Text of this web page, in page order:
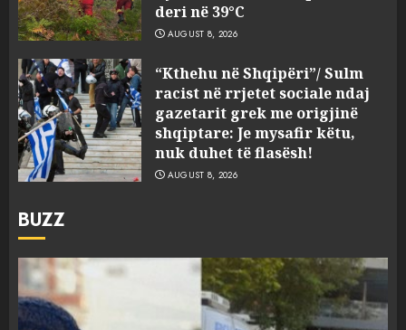
deri në 39°C
AUGUST 8, 2026
“Kthehu në Shqipëri”/ Sulm
racist në rrjetet sociale ndaj
gazetarit grek me origjinë
shqiptare: Je mysafir këtu,
nuk duhet të flasësh!
AUGUST 8, 2026
BUZZ